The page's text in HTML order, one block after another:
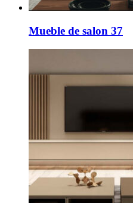
Mueble de salon 37